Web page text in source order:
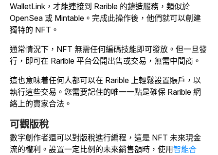
WalletLink，才能連接到 Rarible 的鑄造服務，類似於
OpenSea 或 Mintable。完成此操作後，他們就可以創建
獨特的 NFT。
通常情況下，NFT 無需任何編碼技能即可發放。但一旦發
行，即可在 Rarible 平台公開出售或交易，無需中間商。
這也意味着任何人都可以在 Rarible 上輕鬆設置賬戶，以
執行這些交易。您需要記住的唯一一點是確保 Rarible 網
絡上的賣家合法。
可觀版稅
數字創作者還可以對版稅進行編程，這是 NFT 未來現金
流的權利。設置一定比例的未來銷售額時，使用智能合